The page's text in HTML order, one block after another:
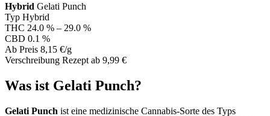
Hybrid Gelati Punch
Typ Hybrid
THC 24.0 % – 29.0 %
CBD 0.1 %
Ab Preis 8,15 €/g
Verschreibung Rezept ab 9,99 €
Was ist Gelati Punch?
Gelati Punch ist eine medizinische Cannabis-Sorte des Typs